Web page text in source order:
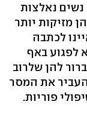
נשים נאלצות
מזיקות יותר
לכתבה
לפגוע באף
להן שלרוב
את המסר
פוריות.